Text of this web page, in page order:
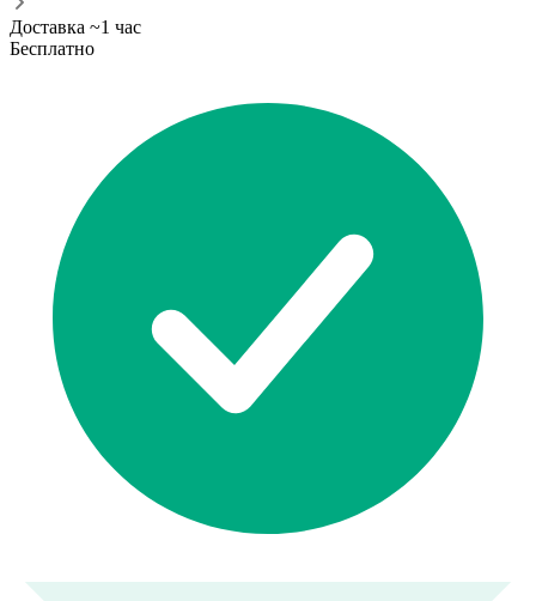
Доставка ~1 час
Бесплатно